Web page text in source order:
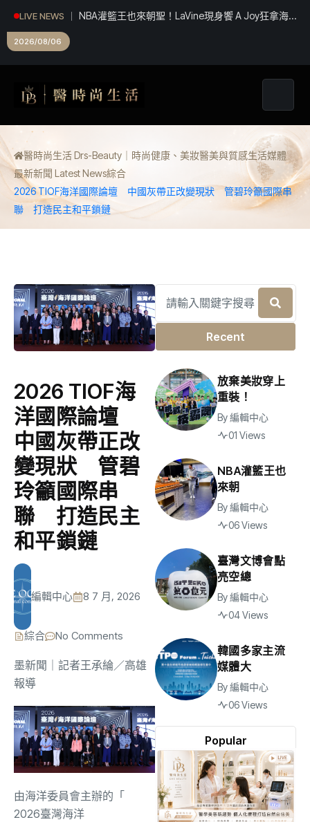
LIVE NEWS
NBA灌籃王也來朝聖！LaVine現身饗 A Joy狂拿海
2026/08/06
醫時尚生活 Drs-Beauty｜時尚健康、美妝醫美與質感生活媒體
最新新聞 Latest News綜合
2026 TIOF海洋國際論壇 中國灰帶正改變現狀 管碧玲籲國際串
聯 打造民主和平鎖鏈
2026 TIOF海
洋國際論壇
中國灰帶正改
變現狀 管碧
玲籲國際串
聯 打造民主
和平鎖鏈
編輯中心 8 7 月, 2026
綜合 No Comments
墨新聞 ｜記者王承綸／高雄
報導
由海洋委員會主辦的「
2026臺灣海洋
Recent
Popular
放棄美妝穿上
重裝！
By編輯中心
01 Views
NBA灌籃王也
來朝
By編輯中心
06 Views
臺灣文博會點
亮空總
By編輯中心
04 Views
韓國多家主流
媒體大
By編輯中心
06 Views